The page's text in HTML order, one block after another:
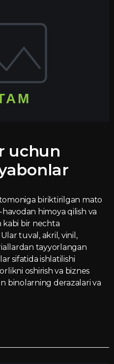
uchun
biriktirilgan mato
himoya qilish va
kabi bir nechta
tuval, akril, vinil,
tayyorlangan
sifatida ishlatilishi
oshirish va biznes
binolarning derazalari va